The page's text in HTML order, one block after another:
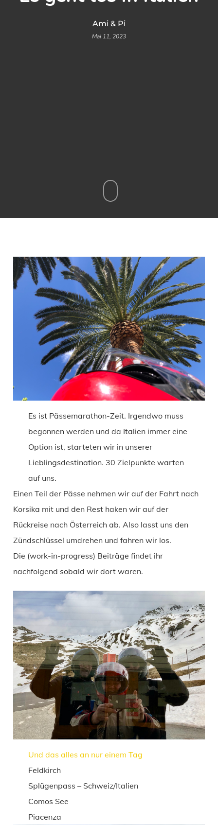
Ami & Pi
Mai 11, 2023
Es ist Pässemarathon-Zeit. Irgendwo muss
begonnen werden und da Italien immer eine
Option ist, starteten wir in unserer
Lieblingsdestination. 30 Zielpunkte warten
auf uns.
Einen Teil der Pässe nehmen wir auf der Fahrt nach
Korsika mit und den Rest haken wir auf der
Rückreise nach Österreich ab. Also lasst uns den
Zündschlüssel umdrehen und fahren wir los.
Die (work-in-progress) Beiträge findet ihr
nachfolgend sobald wir dort waren.
Und das alles an nur einem Tag
Feldkirch
Splügenpass – Schweiz/Italien
Comos See
Piacenza